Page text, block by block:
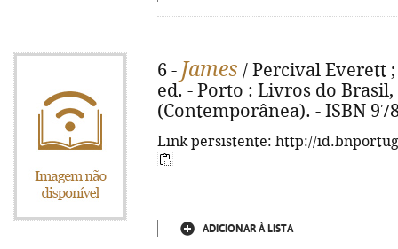
6 - James / Percival Everett
ed. - Porto : Livros do Brasil,
(Contemporânea). - ISBN
Link persistente: http://
ADICIONAR À LISTA